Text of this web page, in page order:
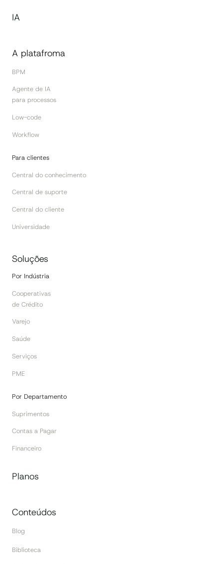
IA
A platafroma
BPM
Agente de IA
para processos
Low-code
Workflow
Para clientes
Central do conhecimento
Central de suporte
Central do cliente
Universidade
Soluções
Por Indústria
Cooperativas
de Crédito
Varejo
Saúde
Serviços
PME
Por Departamento
Suprimentos
Contas a Pagar
Financeiro
Planos
Conteúdos
Blog
Biblioteca